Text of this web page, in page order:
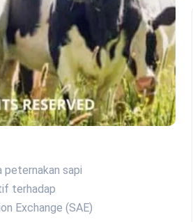
peternakan sapi
terhadap
Exchange (SAE)